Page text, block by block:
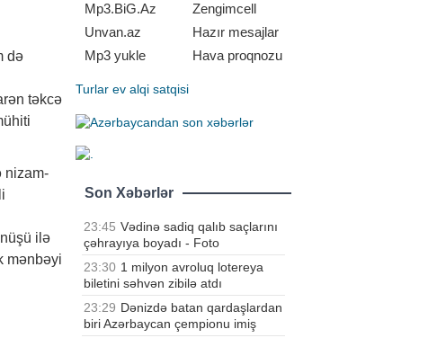
də
təkcə
nizam-
ilə
mənbəyi
Mp3.BiG.Az
Zengimcell
Unvan.az
Hazır mesajlar
Mp3 yukle
Hava proqnozu
Turlar ev alqi satqisi
Son Xəbərlər
23:45 Vədinə sadiq qalıb saçlarını
çəhrayıya boyadı - Foto
23:30 1 milyon avroluq lotereya
biletini səhvən zibilə atdı
23:29 Dənizdə batan qardaşlardan
biri Azərbaycan çempionu imiş